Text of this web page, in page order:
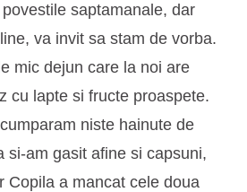
saptamanale, dar
va invit sa stam de vorba.
mic dejun care la noi are
cu lapte si fructe proaspete.
niste hainute de
si-am gasit afine si capsuni,
Copila a mancat cele doua